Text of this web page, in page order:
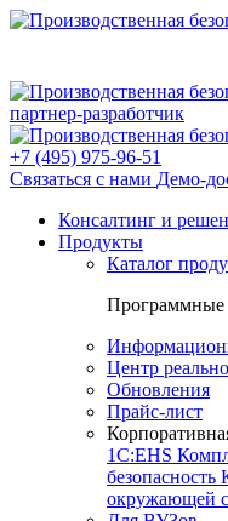
партнер-разработчик
+7 (495) 975-96-51
Связаться с нами Демо-
Консалтинг и
Продукты
Каталог
Программные
Центр
Обновления
Прайс-лист
1С:EHS
окружающей